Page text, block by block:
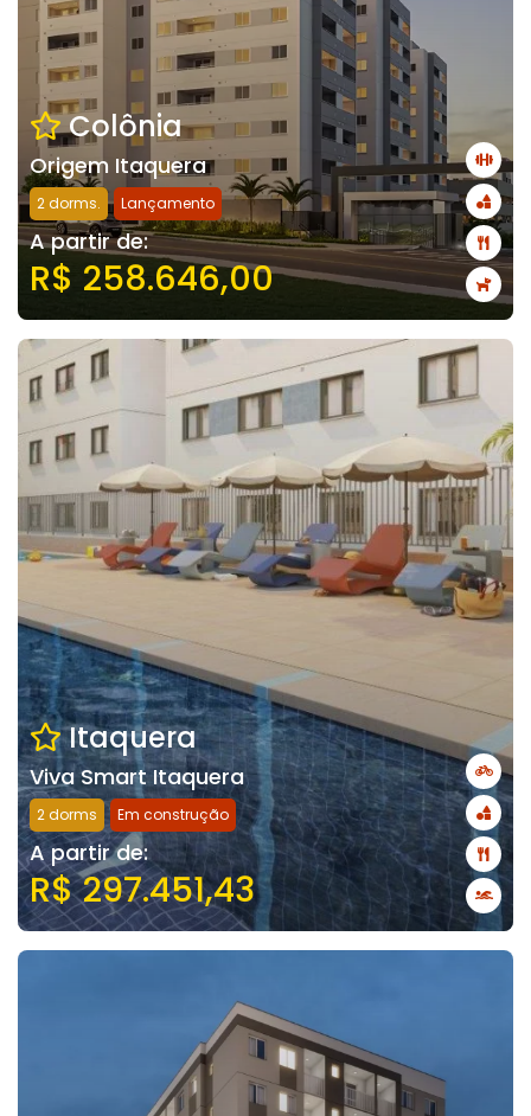
Colônia
Origem Itaquera
2 dorms. Lançamento
A partir de:
R$ 258.646,00
Itaquera
Viva Smart Itaquera
2 dorms Em construção
A partir de:
R$ 297.451,43